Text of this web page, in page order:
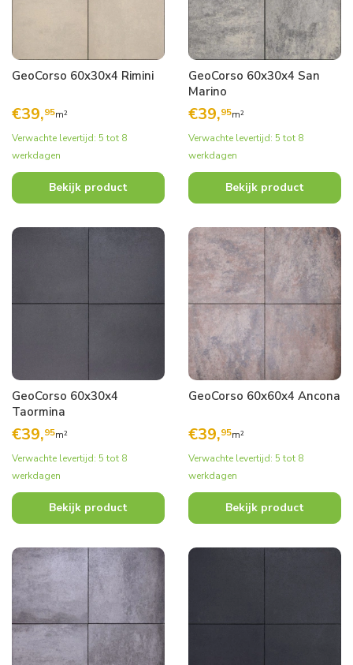
GeoCorso 60x30x4 Rimini
€39,95m²
Verwachte levertijd: 5 tot 8
werkdagen
Bekijk product
GeoCorso 60x30x4 San
Marino
€39,95m²
Verwachte levertijd: 5 tot 8
werkdagen
Bekijk product
GeoCorso 60x30x4
Taormina
€39,95m²
Verwachte levertijd: 5 tot 8
werkdagen
Bekijk product
GeoCorso 60x60x4 Ancona
€39,95m²
Verwachte levertijd: 5 tot 8
werkdagen
Bekijk product